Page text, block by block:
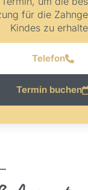
für die
Kindes zu
Telefon
Termin buchen